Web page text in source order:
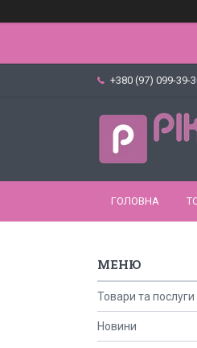
+380 (97) 099-39-
ГОЛОВНА
Товари та послуги
Новини